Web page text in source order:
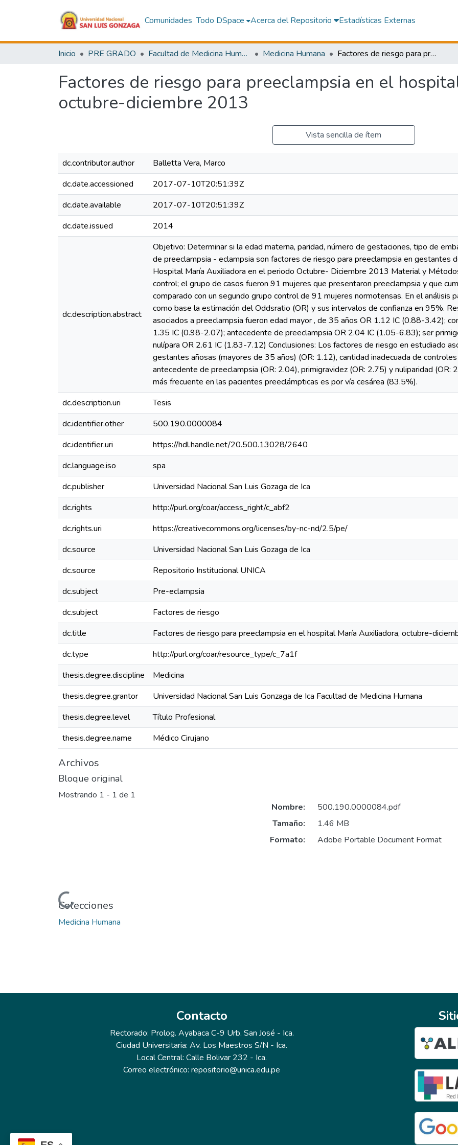
Comunidades Todo DSpace Acerca del Repositorio Estadísticas Externas
Inicio PRE GRADO Facultad de Medicina Humana Medicina Humana Factores de riesgo para preeclampsia en el hospital María Auxiliadora, octubre-diciembre 2013
Factores de riesgo para preeclampsia en el
octubre-diciembre 2013
Vista sencilla de ítem
dc.contributor.author
Balletta Vera, Marco
dc.date.accessioned
2017-07-10T20:51:39Z
dc.date.available
2017-07-10T20:51:39Z
dc.date.issued
2014
dc.description.abstract
Objetivo: Determinar si la edad materna, paridad, número de gestaciones, tipo de
de preeclampsia - eclampsia son factores de riesgo para preeclampsia en gestantes
Hospital María Auxiliadora en el periodo Octubre- Diciembre 2013 Material y
control; el grupo de casos fueron 91 mujeres que presentaron preeclampsia y que
comparado con un segundo grupo control de 91 mujeres normotensas. En el análisis
como base la estimación del Oddsratio (OR) y sus intervalos de confianza en 95%.
asociados a preeclampsia fueron edad mayor , de 35 años OR 1.12 IC (0.88-3.42);
1.35 IC (0.98-2.07); antecedente de preeclampsia OR 2.04 IC (1.05-6.83); ser
nulípara OR 2.61 IC (1.83-7.12) Conclusiones: Los factores de riesgo en estudiado
gestantes añosas (mayores de 35 años) (OR: 1.12), cantidad inadecuada de
antecedente de preeclampsia (OR: 2.04), primigravidez (OR: 2.75) y nuliparidad (OR:
más frecuente en las pacientes preeclámpticas es por vía cesárea (83.5%).
dc.description.uri
Tesis
dc.identifier.other
500.190.0000084
dc.identifier.uri
https://hdl.handle.net/20.500.13028/2640
dc.language.iso
spa
dc.publisher
Universidad Nacional San Luis Gozaga de Ica
dc.rights
http://purl.org/coar/access_right/c_abf2
dc.rights.uri
https://creativecommons.org/licenses/by-nc-nd/2.5/pe/
dc.source
Universidad Nacional San Luis Gozaga de Ica
dc.source
Repositorio Institucional UNICA
dc.subject
Pre-eclampsia
dc.subject
Factores de riesgo
dc.title
Factores de riesgo para preeclampsia en el hospital María Auxiliadora, octubre-
dc.type
http://purl.org/coar/resource_type/c_7a1f
thesis.degree.discipline
Medicina
thesis.degree.grantor
Universidad Nacional San Luis Gonzaga de Ica Facultad de Medicina Humana
thesis.degree.level
Título Profesional
thesis.degree.name
Médico Cirujano
Archivos
Bloque original
Mostrando 1 - 1 de 1
Cargando...
Nombre:
500.190.0000084.pdf
Tamaño:
1.46 MB
Formato:
Adobe Portable Document Format
Colecciones
Medicina Humana
Contacto
Rectorado: Prolog. Ayabaca C-9 Urb. San José - Ica.
Ciudad Universitaria: Av. Los Maestros S/N - Ica.
Local Central: Calle Bolivar 232 - Ica.
Correo electrónico: repositorio@unica.edu.pe